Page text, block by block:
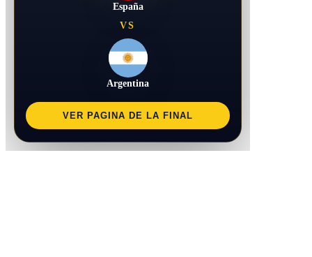
España
VS
Argentina
VER PAGINA DE LA FINAL